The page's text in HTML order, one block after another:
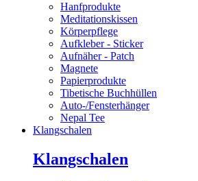
Hanfprodukte
Meditationskissen
Körperpflege
Aufkleber - Sticker
Aufnäher - Patch
Magnete
Papierprodukte
Tibetische Buchhüllen
Auto-/Fensterhänger
Nepal Tee
Klangschalen
Klangschalen